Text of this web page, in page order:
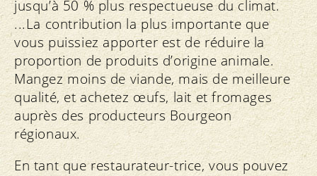
contribuent aux réductions des
émissions dans l’agriculture
biologique.
Au sein du groupe Alimentation de
l’Alliance pour le climat, nous nous
engageons en faveur d’une
rémunération adéquate des
prestations climatiques dans
l’agriculture suisse ainsi que pour une
Projets des organisations membres de
Bio Suisse:
Bio Aargau: «Protéger le climat avec
des sols bio»
Partenaire du projet Bio Grischun
«Agriculture neutre en carbone dans
les Grisons»
jusqu’à 50 % plus respectueuse du climat.
...La contribution la plus importante que
vous puissiez apporter est de réduire la
proportion de produits d’origine animale.
Mangez moins de viande, mais de meilleure
qualité, et achetez œufs, lait et fromages
auprès des producteurs Bourgeon
régionaux.
En tant que restaurateur-trice, vous pouvez